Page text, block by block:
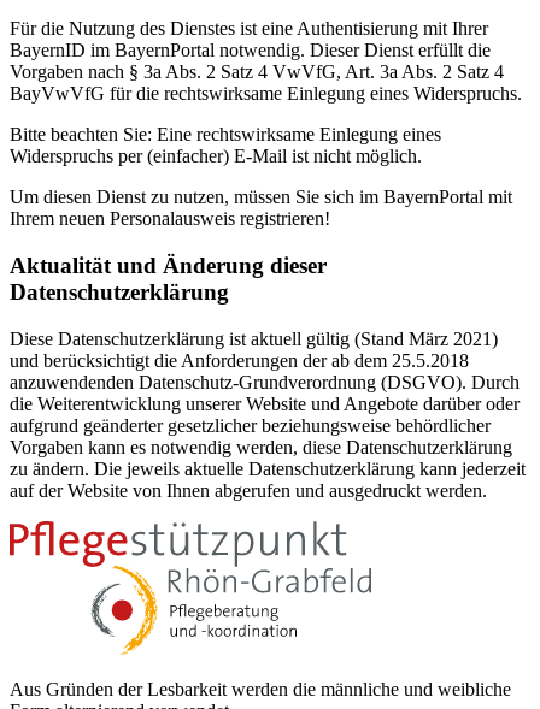
Für die Nutzung des Dienstes ist eine Authentisierung mit Ihrer
BayernID im BayernPortal notwendig. Dieser Dienst erfüllt die
Vorgaben nach § 3a Abs. 2 Satz 4 VwVfG, Art. 3a Abs. 2 Satz 4
BayVwVfG für die rechtswirksame Einlegung eines Widerspruchs.
Bitte beachten Sie: Eine rechtswirksame Einlegung eines
Widerspruchs per (einfacher) E-Mail ist nicht möglich.
Um diesen Dienst zu nutzen, müssen Sie sich im BayernPortal mit
Ihrem neuen Personalausweis registrieren!
Aktualität und Änderung dieser
Datenschutzerklärung
Diese Datenschutzerklärung ist aktuell gültig (Stand März 2021)
und berücksichtigt die Anforderungen der ab dem 25.5.2018
anzuwendenden Datenschutz-Grundverordnung (DSGVO). Durch
die Weiterentwicklung unserer Website und Angebote darüber oder
aufgrund geänderter gesetzlicher beziehungsweise behördlicher
Vorgaben kann es notwendig werden, diese Datenschutzerklärung
zu ändern. Die jeweils aktuelle Datenschutzerklärung kann jederzeit
auf der Website von Ihnen abgerufen und ausgedruckt werden.
Aus Gründen der Lesbarkeit werden die männliche und weibliche